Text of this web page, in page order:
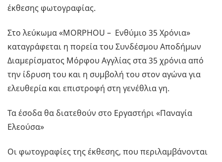
έκθεσης φωτογραφίας.
Στο λεύκωμα «ΜΟRPHOU – Ενθύμιο 35 Xρόνια»
καταγράφεται η πορεία του Συνδέσμου Αποδήμων
Διαμερίσματος Μόρφου Αγγλίας στα 35 χρόνια από
την ίδρυση του και η συμβολή του στον αγώνα για
ελευθερία και επιστροφή στη γενέθλια γη.
Τα έσοδα θα διατεθούν στο Εργαστήρι «Παναγία
Ελεούσα»
Οι φωτογραφίες της έκθεσης, που περιλαμβάνονται